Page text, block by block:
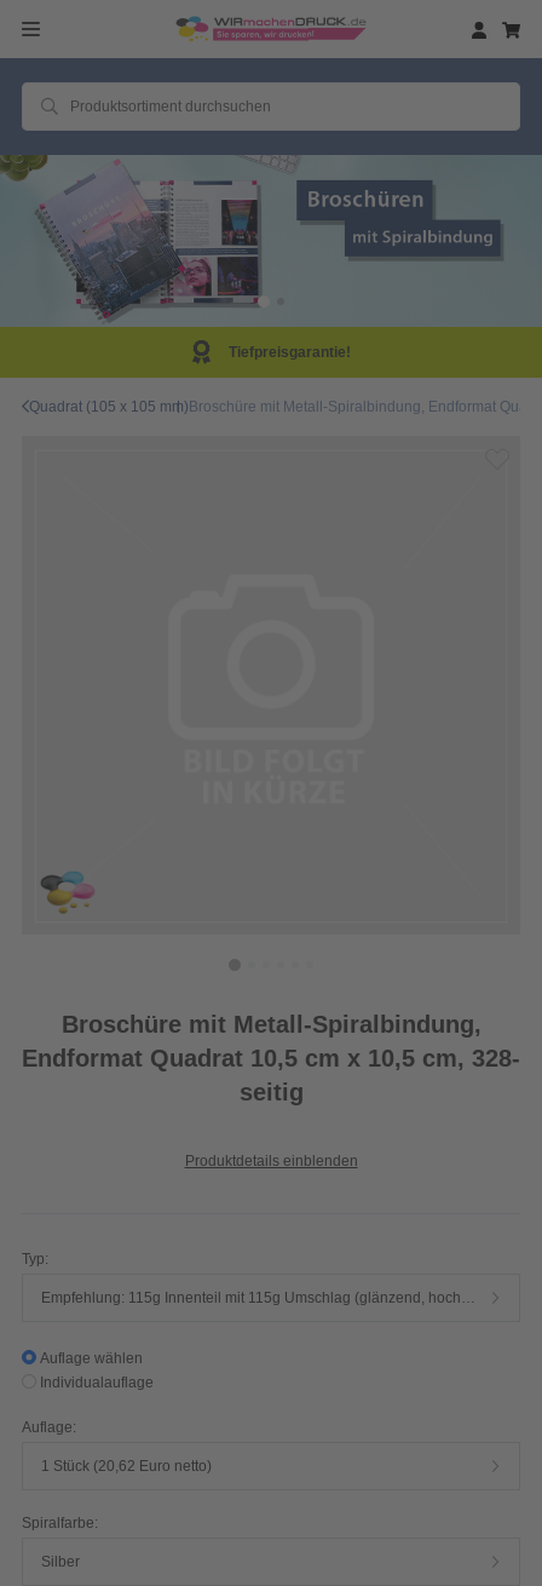
Quadrat (105 x 105 mm)Broschüre mit Metall-Spiralbindung, Endformat
Broschüre mit Metall-Spiralbindung,
Endformat Quadrat 10,5 cm x 10,5 cm, 328-
seitig
Produktdetails einblenden
Typ:
Auflage wählen
Individualauflage
Auflage:
1 Stück (20,62 Euro netto)
Spiralfarbe:
Silber